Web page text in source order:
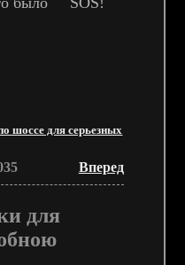
шоссе для серьезных
Вперед
для